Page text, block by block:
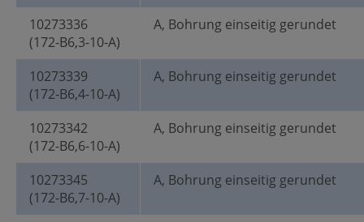
10273336
(172-B6,3-10-A)
A, Bohrung einseitig gerundet
10273339
(172-B6,4-10-A)
A, Bohrung einseitig gerundet
10273342
(172-B6,6-10-A)
A, Bohrung einseitig gerundet
10273345
(172-B6,7-10-A)
A, Bohrung einseitig gerundet